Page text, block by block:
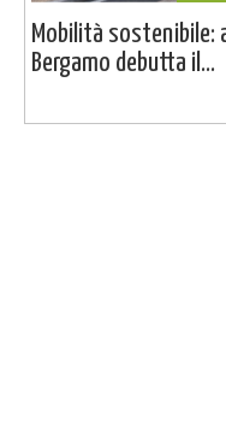
Mobilità sostenibile:
Bergamo debutta il...